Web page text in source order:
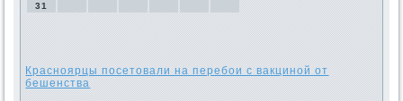
31
Красноярцы посетовали на перебои с вакциной от
бешенства